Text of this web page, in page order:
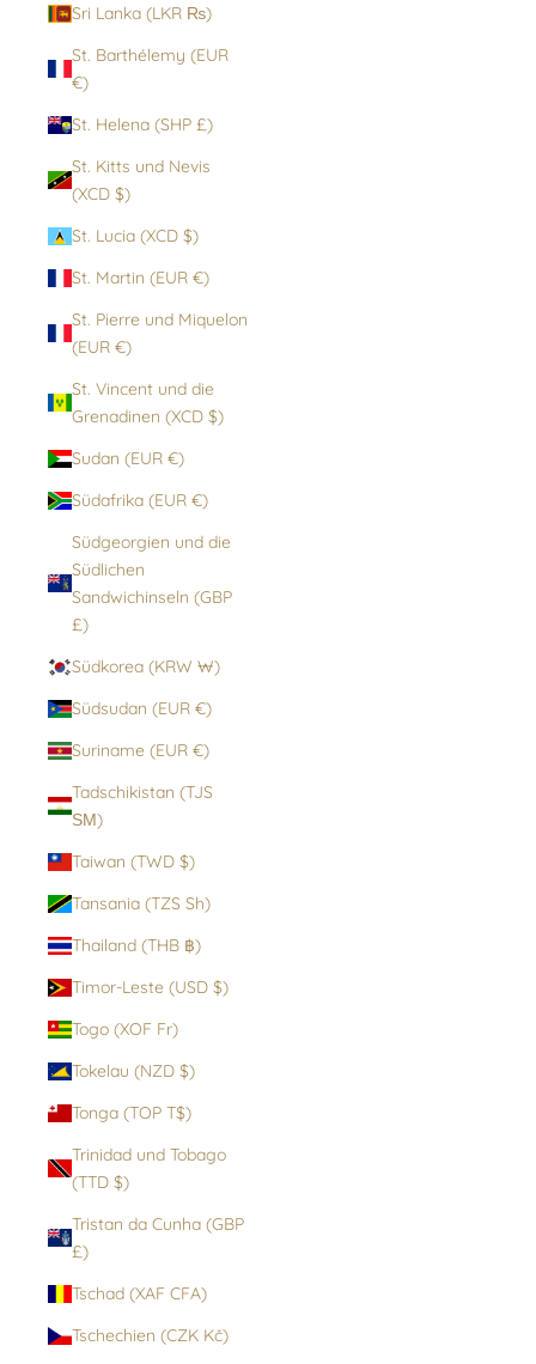
Sri Lanka (LKR ₨)
St. Barthélemy (EUR
€)
St. Helena (SHP £)
St. Kitts und Nevis
(XCD $)
St. Lucia (XCD $)
St. Martin (EUR €)
St. Pierre und Miquelon
(EUR €)
St. Vincent und die
Grenadinen (XCD $)
Sudan (EUR €)
Südafrika (EUR €)
Südgeorgien und die
Südlichen
Sandwichinseln (GBP
£)
Südkorea (KRW ₩)
Südsudan (EUR €)
Suriname (EUR €)
Tadschikistan (TJS
ЅМ)
Taiwan (TWD $)
Tansania (TZS Sh)
Thailand (THB ฿)
Timor-Leste (USD $)
Togo (XOF Fr)
Tokelau (NZD $)
Tonga (TOP T$)
Trinidad und Tobago
(TTD $)
Tristan da Cunha (GBP
£)
Tschad (XAF CFA)
Tschechien (CZK Kč)